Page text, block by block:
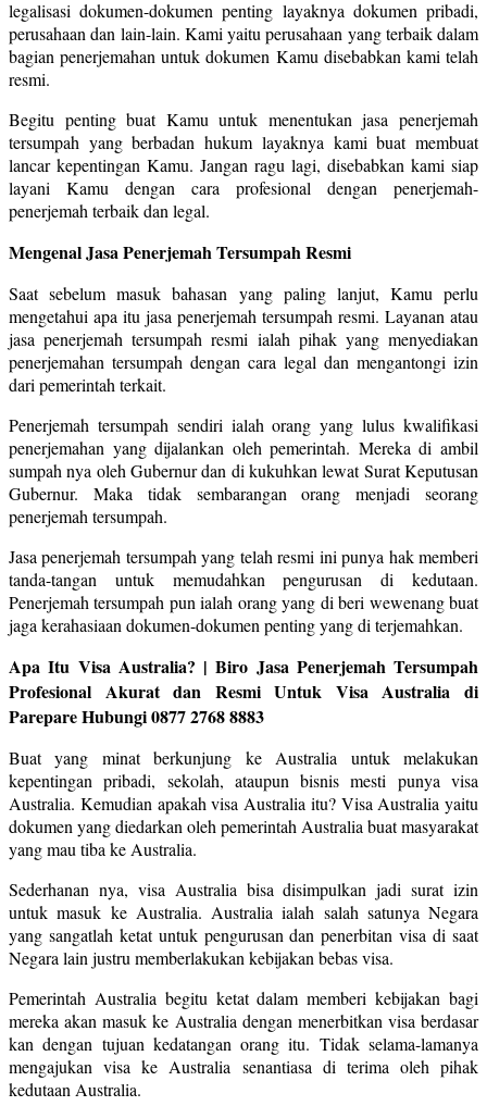
legalisasi dokumen-dokumen penting layaknya dokumen pribadi,
perusahaan dan lain-lain. Kami yaitu perusahaan yang terbaik dalam
bagian penerjemahan untuk dokumen Kamu disebabkan kami telah
resmi.
Begitu penting buat Kamu untuk menentukan jasa penerjemah
tersumpah yang berbadan hukum layaknya kami buat membuat
lancar kepentingan Kamu. Jangan ragu lagi, disebabkan kami siap
layani Kamu dengan cara profesional dengan penerjemah-
penerjemah terbaik dan legal.
Mengenal Jasa Penerjemah Tersumpah Resmi
Saat sebelum masuk bahasan yang paling lanjut, Kamu perlu
mengetahui apa itu jasa penerjemah tersumpah resmi. Layanan atau
jasa penerjemah tersumpah resmi ialah pihak yang menyediakan
penerjemahan tersumpah dengan cara legal dan mengantongi izin
dari pemerintah terkait.
Penerjemah tersumpah sendiri ialah orang yang lulus kwalifikasi
penerjemahan yang dijalankan oleh pemerintah. Mereka di ambil
sumpah nya oleh Gubernur dan di kukuhkan lewat Surat Keputusan
Gubernur. Maka tidak sembarangan orang menjadi seorang
penerjemah tersumpah.
Jasa penerjemah tersumpah yang telah resmi ini punya hak memberi
tanda-tangan untuk memudahkan pengurusan di kedutaan.
Penerjemah tersumpah pun ialah orang yang di beri wewenang buat
jaga kerahasiaan dokumen-dokumen penting yang di terjemahkan.
Apa Itu Visa Australia? | Biro Jasa Penerjemah Tersumpah
Profesional Akurat dan Resmi Untuk Visa Australia di
Parepare Hubungi 0877 2768 8883
Buat yang minat berkunjung ke Australia untuk melakukan
kepentingan pribadi, sekolah, ataupun bisnis mesti punya visa
Australia. Kemudian apakah visa Australia itu? Visa Australia yaitu
dokumen yang diedarkan oleh pemerintah Australia buat masyarakat
yang mau tiba ke Australia.
Sederhanan nya, visa Australia bisa disimpulkan jadi surat izin
untuk masuk ke Australia. Australia ialah salah satunya Negara
yang sangatlah ketat untuk pengurusan dan penerbitan visa di saat
Negara lain justru memberlakukan kebijakan bebas visa.
Pemerintah Australia begitu ketat dalam memberi kebijakan bagi
mereka akan masuk ke Australia dengan menerbitkan visa berdasar
kan dengan tujuan kedatangan orang itu. Tidak selama-lamanya
mengajukan visa ke Australia senantiasa di terima oleh pihak
kedutaan Australia.